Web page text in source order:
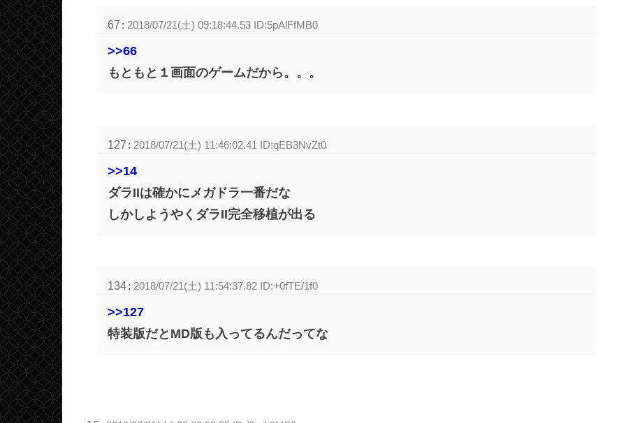
67 : 2018/07/21(土) 09:18:44.53 ID:5pAlFfMB0
>>66
もともと１画面のゲームだから。。。
127 : 2018/07/21(土) 11:46:02.41 ID:qEB3NvZt0
>>14
ダラIIは確かにメガドラ一番だな
しかしようやくダラII完全移植が出る
134: 2018/07/21(土) 11:54:37.82 ID:+0fTE/1f0
>>127
特装版だとMD版も入ってるんだってな